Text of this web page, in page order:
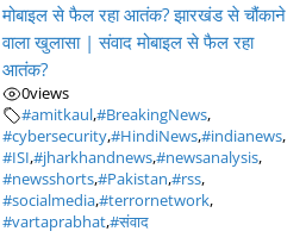
मोबाइल से फैल रहा आतंक? झारखंड से चौंकाने
वाला खुलासा | संवाद मोबाइल से फैल रहा
आतंक?
0views
#amitkaul,#BreakingNews,
#cybersecurity,#HindiNews,#indianews,
#ISI,#jharkhandnews,#newsanalysis,
#newsshorts,#Pakistan,#rss,
#socialmedia,#terrornetwork,
#vartaprabhat,#संवाद